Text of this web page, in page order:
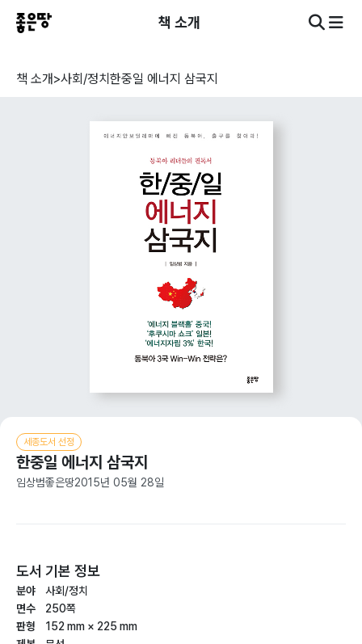
책 소개
책 소개>사회/정치 한중일 에너지 삼국지
세종도서 선정
한중일 에너지 삼국지
임상범좋은땅2015년 05월 28일
도서 기본 정보
분야
면수
판형
사회/정치
250쪽
152 mm × 225 mm